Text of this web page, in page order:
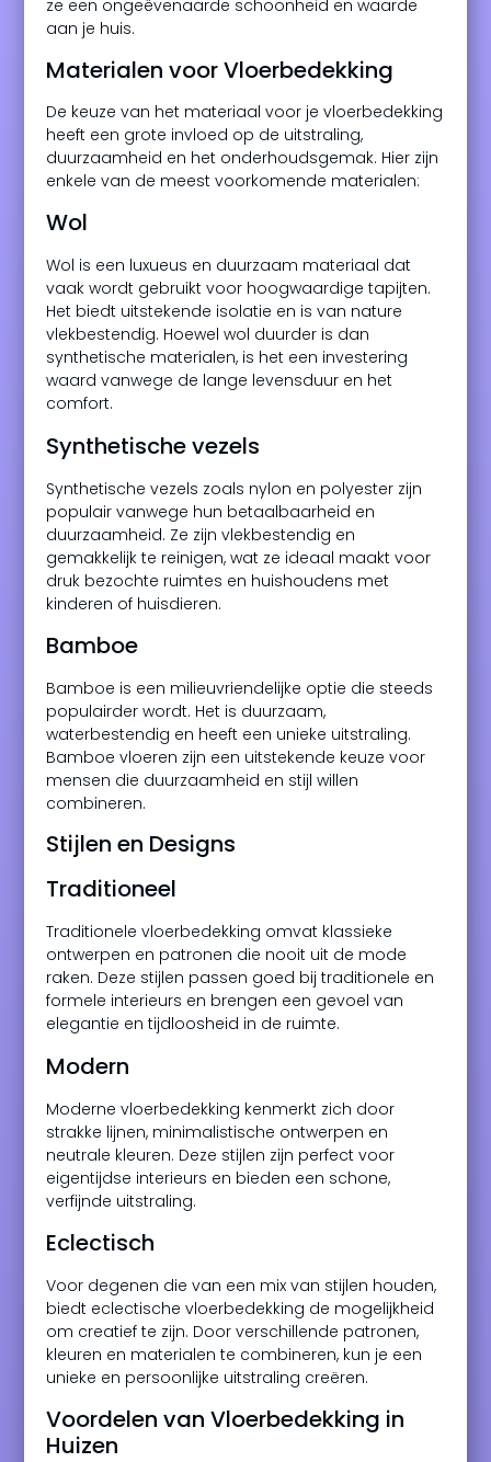
ze een ongeëvenaarde schoonheid en waarde
aan je huis.
Materialen voor Vloerbedekking
De keuze van het materiaal voor je vloerbedekking
heeft een grote invloed op de uitstraling,
duurzaamheid en het onderhoudsgemak. Hier zijn
enkele van de meest voorkomende materialen:
Wol
Wol is een luxueus en duurzaam materiaal dat
vaak wordt gebruikt voor hoogwaardige tapijten.
Het biedt uitstekende isolatie en is van nature
vlekbestendig. Hoewel wol duurder is dan
synthetische materialen, is het een investering
waard vanwege de lange levensduur en het
comfort.
Synthetische vezels
Synthetische vezels zoals nylon en polyester zijn
populair vanwege hun betaalbaarheid en
duurzaamheid. Ze zijn vlekbestendig en
gemakkelijk te reinigen, wat ze ideaal maakt voor
druk bezochte ruimtes en huishoudens met
kinderen of huisdieren.
Bamboe
Bamboe is een milieuvriendelijke optie die steeds
populairder wordt. Het is duurzaam,
waterbestendig en heeft een unieke uitstraling.
Bamboe vloeren zijn een uitstekende keuze voor
mensen die duurzaamheid en stijl willen
combineren.
Stijlen en Designs
Traditioneel
Traditionele vloerbedekking omvat klassieke
ontwerpen en patronen die nooit uit de mode
raken. Deze stijlen passen goed bij traditionele en
formele interieurs en brengen een gevoel van
elegantie en tijdloosheid in de ruimte.
Modern
Moderne vloerbedekking kenmerkt zich door
strakke lijnen, minimalistische ontwerpen en
neutrale kleuren. Deze stijlen zijn perfect voor
eigentijdse interieurs en bieden een schone,
verfijnde uitstraling.
Eclectisch
Voor degenen die van een mix van stijlen houden,
biedt eclectische vloerbedekking de mogelijkheid
om creatief te zijn. Door verschillende patronen,
kleuren en materialen te combineren, kun je een
unieke en persoonlijke uitstraling creëren.
Voordelen van Vloerbedekking in
Huizen